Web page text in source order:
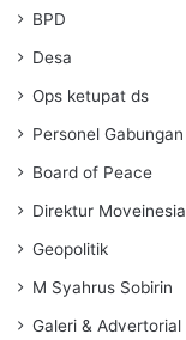
BPD
Desa
Ops ketupat ds
Personel Gabungan
Board of Peace
Direktur Moveinesia
Geopolitik
M Syahrus Sobirin
Galeri & Advertorial